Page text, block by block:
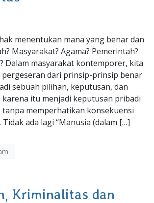
menentukan mana yang benar dan
Masyarakat? Agama? Pemerintah?
Dalam masyarakat kontemporer, kita
pergeseran dari prinsip-prinsip benar
sebuah pilihan, keputusan, dan
karena itu menjadi keputusan pribadi
memperhatikan konsekuensi
ada lagi “Manusia (dalam […]
Kriminalitas dan